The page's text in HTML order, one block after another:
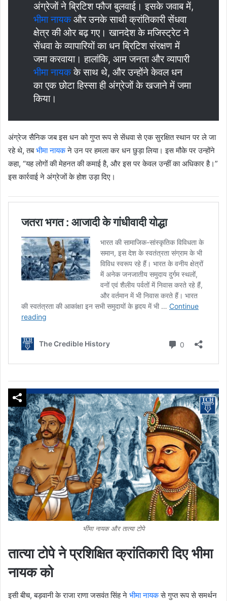
अंग्रेजों ने ब्रिटिश फौज बुलवाई। इसके जवाब में,
भीमा नायकऔर उनके साथी क्रांतिकारी सेंधवा
क्षेत्र की ओर बढ़ गए। खानदेश के मजिस्ट्रेट ने
सेंधवा के व्यापारियों का धन ब्रिटिश संरक्षण में
जमा करवाया। हालांकि, आम जनता और व्यापारी
भीमा नायकके साथ थे, और उन्होंने केवल धन
का एक छोटा हिस्सा ही अंग्रेजों के खजाने में जमा
किया।
अंग्रेज सैनिक जब इस धन को गुप्त रूप से सेंधवा से एक सुरक्षित स्थान पर ले जा
रहे थे, तबभीमा नायकने उन पर हमला कर धन छुड़ा लिया। इस मौके पर उन्होंने
कहा, “यह लोगों की मेहनत की कमाई है, और इस पर केवल उन्हीं का अधिकार है।”
इस कार्रवाई ने अंग्रेजों के होश उड़ा दिए।
भींमा नायक और तात्या टोपे
तात्या टोपे ने प्रशिक्षित क्रांतिकारी दिए भीमा
नायक को
इसी बीच, बड़वानी के राजा राणा जसवंत सिंह ने भीमा नायकसे गुप्त रूप से समर्थन